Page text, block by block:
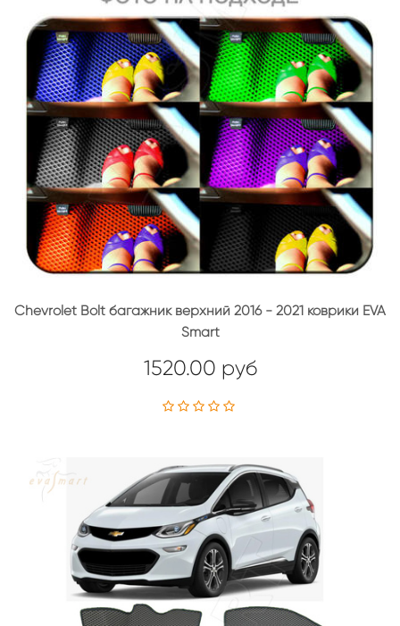
Chevrolet Bolt багажник верхний 2016 - 2021 коврики EVA
Smart
1520.00 руб